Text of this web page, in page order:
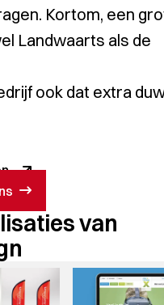
Kortom, een
Landwaarts als de
ook dat extra
van